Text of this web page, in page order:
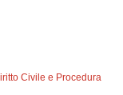
Civile e Procedura